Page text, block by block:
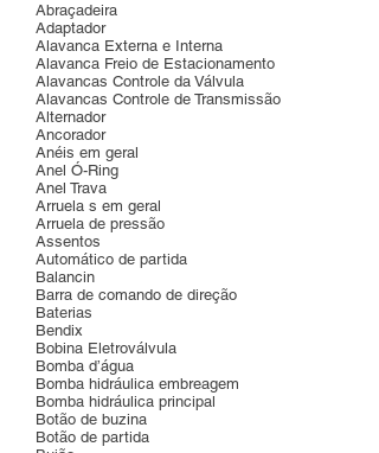
Abraçadeira
Adaptador
Alavanca Externa e Interna
Alavanca Freio de Estacionamento
Alavancas Controle da Válvula
Alavancas Controle de Transmissão
Alternador
Ancorador
Anéis em geral
Anel Ó-Ring
Anel Trava
Arruela s em geral
Arruela de pressão
Assentos
Automático de partida
Balancin
Barra de comando de direção
Baterias
Bendix
Bobina Eletroválvula
Bomba d’água
Bomba hidráulica embreagem
Bomba hidráulica principal
Botão de buzina
Botão de partida